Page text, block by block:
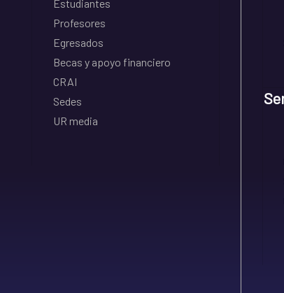
Estudiantes
Profesores
Egresados
Becas y apoyo financiero
CRAI
Sedes
UR media